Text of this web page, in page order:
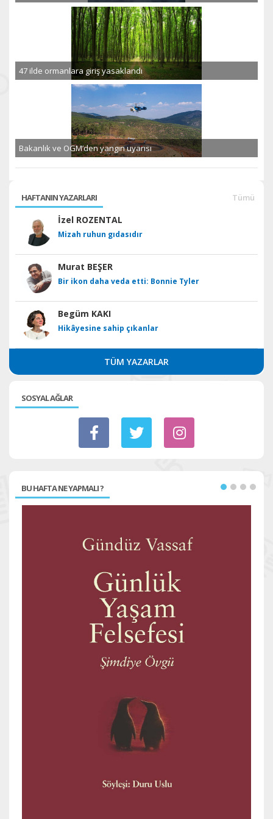
47 ilde ormanlara giriş yasaklandı
Bakanlık ve OGM’den yangın uyarısı
HAFTANIN YAZARLARI Tümü
İzel ROZENTAL
Mizah ruhun gıdasıdır
Murat BEŞER
Bir ikon daha veda etti: Bonnie Tyler
Begüm KAKI
Hikâyesine sahip çıkanlar
TÜM YAZARLAR
SOSYAL AĞLAR
BU HAFTA NE YAPMALI ?